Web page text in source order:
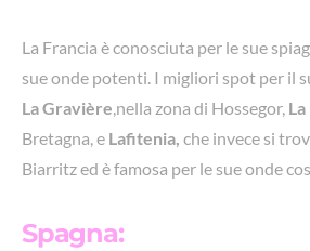
La Francia è conosciuta per le sue
sue onde potenti. I migliori spot per il
La Gravière ,nella zona di Hossegor, La
Bretagna, e Lafitenia, che invece si
Biarritz ed è famosa per le sue onde
Spagna: